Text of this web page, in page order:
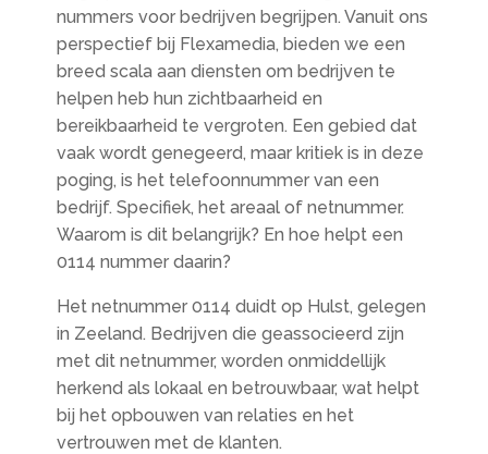
nummers voor bedrijven begrijpen. Vanuit ons
perspectief bij Flexamedia, bieden we een
breed scala aan diensten om bedrijven te
helpen heb hun zichtbaarheid en
bereikbaarheid te vergroten. Een gebied dat
vaak wordt genegeerd, maar kritiek is in deze
poging, is het telefoonnummer van een
bedrijf. Specifiek, het areaal of netnummer.
Waarom is dit belangrijk? En hoe helpt een
0114 nummer daarin?
Het netnummer 0114 duidt op Hulst, gelegen
in Zeeland. Bedrijven die geassocieerd zijn
met dit netnummer, worden onmiddellijk
herkend als lokaal en betrouwbaar, wat helpt
bij het opbouwen van relaties en het
vertrouwen met de klanten.